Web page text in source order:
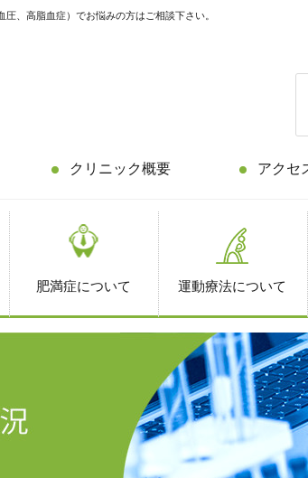
、高脂血症）でお悩みの方はご相談下さい。
クリニック概要 アクセ
肥満症について 運動療法について